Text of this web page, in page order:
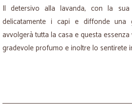
Il detersivo alla lavanda, con la
delicatamente i capi e diffonde una
avvolgerà tutta la casa e questa
gradevole profumo e inoltre lo sentirete